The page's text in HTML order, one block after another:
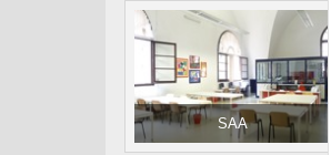
SAA